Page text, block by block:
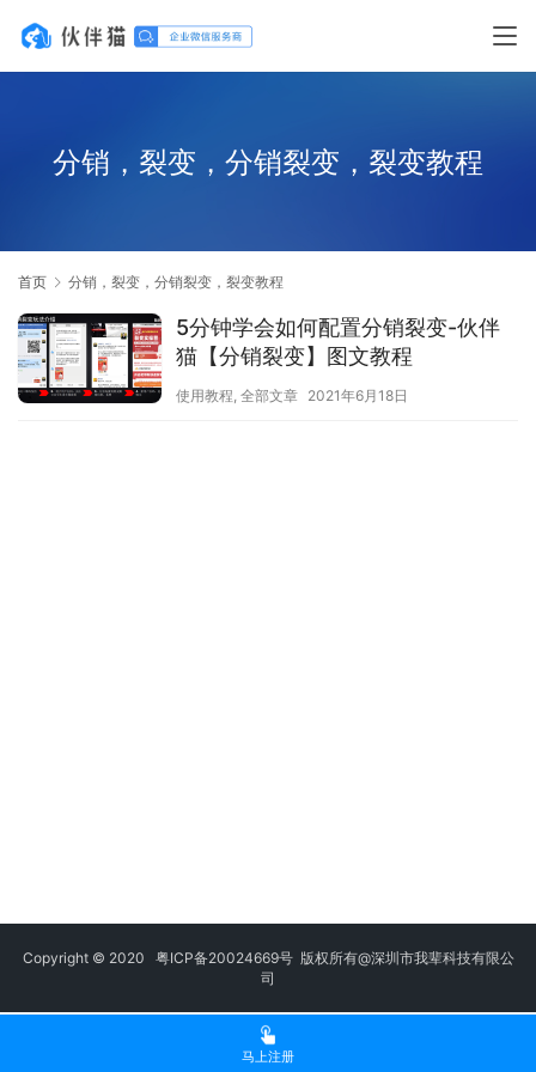
分销，裂变，分销裂变，裂变教程
首页 分销，裂变，分销裂变，裂变教程
5分钟学会如何配置分销裂变-伙伴
猫【分销裂变】图文教程
使用教程, 全部文章 2021年6月18日
Copyright © 2020 粤ICP备20024669号版权所有@深圳市我辈科技有限公
司
马上注册